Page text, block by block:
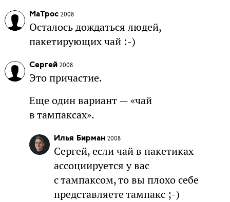
MaTpoc 2008
Осталось дождаться людей,
пакетирующих чай :-)
Сергей 2008
Это причастие.
Еще один вариант — «чай
в тампаксах».
Илья Бирман 2008
Сергей, если чай в пакетиках
ассоциируется у вас
с тампаксом, то вы плохо себе
представляете тампакс ;-)